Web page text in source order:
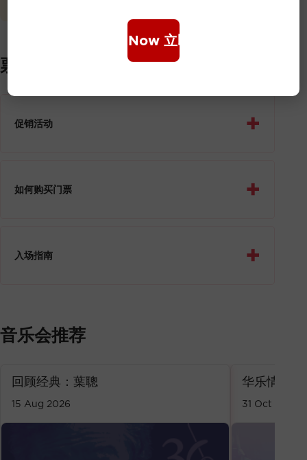
票务与入场须知
促销活动 +
如何购买门票 +
入场指南 +
音乐会推荐
回顾经典：葉聰
15 Aug 2026
华乐情深
31 Oct 2026
Book Now 立即购票